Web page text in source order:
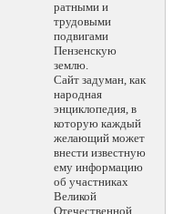
ратными и
трудовыми
подвигами
Пензенскую
землю.
Сайт задуман, как
народная
энциклопедия, в
которую каждый
желающий может
внести известную
ему информацию
об участниках
Великой
Отечественной